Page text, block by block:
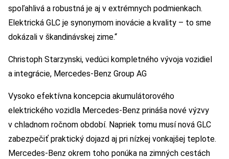
spoľahlivá a robustná je aj v extrémnych podmienkach.
Elektrická GLC je synonymom inovácie a kvality – to sme
dokázali v škandinávskej zime.“
Christoph Starzynski, vedúci kompletného vývoja vozidiel
a integrácie, Mercedes-Benz Group AG
Vysoko efektívna koncepcia akumulátorového
elektrického vozidla Mercedes-Benz prináša nové výzvy
v chladnom ročnom období. Napriek tomu musí nová GLC
zabezpečiť praktický dojazd aj pri nízkej vonkajšej teplote.
Mercedes-Benz okrem toho ponúka na zimných cestách